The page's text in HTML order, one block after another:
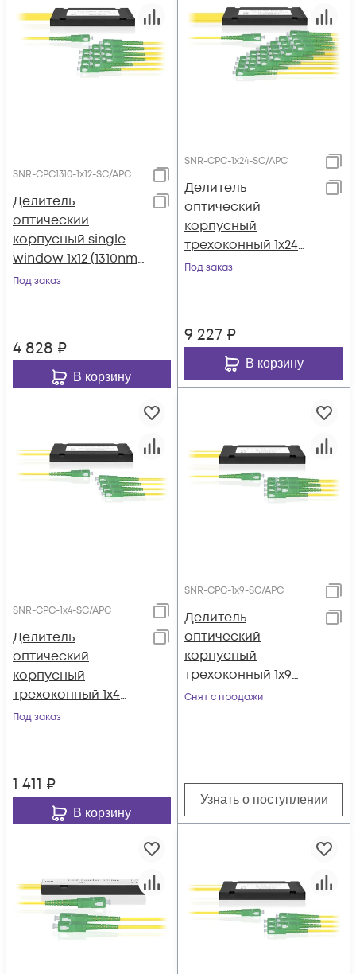
SNR-CPC1310-1x12-SC/APC
Делитель
оптический
корпусный single
window 1х12 (1310nm)
SC/APC
Под заказ
4 828 ₽
В корзину
SNR-CPC-1x24-SC/APC
Делитель
оптический
корпусный
трехоконный 1х24
SC/APC
Под заказ
9 227 ₽
В корзину
SNR-CPC-1x4-SC/APC
Делитель
оптический
корпусный
трехоконный 1х4
SC/APC
Под заказ
1 411 ₽
В корзину
SNR-CPC-1x9-SC/APC
Делитель
оптический
корпусный
трехоконный 1х9
SC/APC
Снят с продажи
Узнать о поступлении